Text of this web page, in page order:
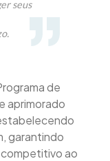
seus
de
aprimorado
garantindo
ao